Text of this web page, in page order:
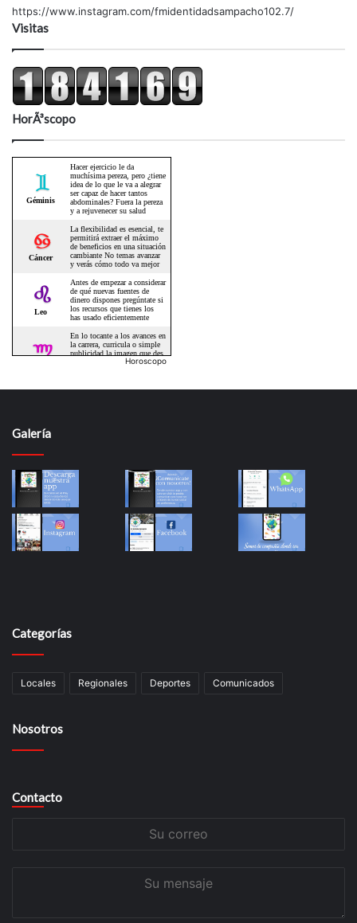
https://www.instagram.com/fmidentidadsampacho102.7/
Visitas
HorÃ³scopo
Horoscopo
Galería
Categorías
Locales Regionales Deportes Comunicados
Nosotros
Contacto